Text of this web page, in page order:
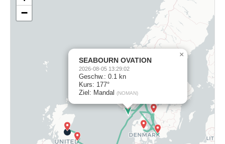
SEABOURN OVATION
2026-08-05 13:29:02
Geschw.: 0.1 kn
Kurs: 177°
Ziel: Mandal (NOMAN)
×
−